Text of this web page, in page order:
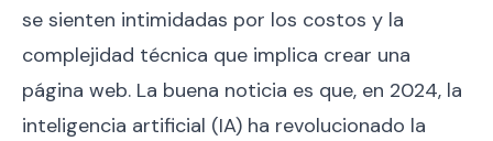
se sienten intimidadas por los costos y la
complejidad técnica que implica crear una
página web. La buena noticia es que, en 2024, la
inteligencia artificial (IA) ha revolucionado la